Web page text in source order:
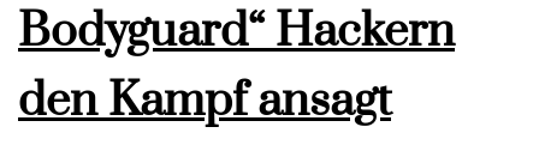
Bodyguard“ Hackern
den Kampf ansagt